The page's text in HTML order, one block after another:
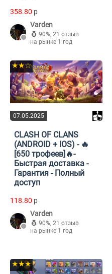
358.80 p
Varden
90%, 21 отзыв
на рынке 1 год
07.05.2025
★★☆
CLASH OF CLANS
(ANDROID + IOS) - 🔥
[650 трофеев]🔥-
Быстрая доставка -
Гарантия - Полный
доступ
118.80 p
Varden
90%, 21 отзыв
на рынке 1 год
★★★